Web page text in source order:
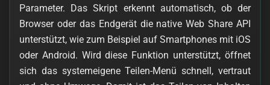
Parameter. Das Skript erkennt automatisch, ob der
Browser oder das Endgerät die native Web Share API
unterstützt, wie zum Beispiel auf Smartphones mit iOS
oder Android. Wird diese Funktion unterstützt, öffnet
sich das systemeigene Teilen-Menü schnell, vertraut